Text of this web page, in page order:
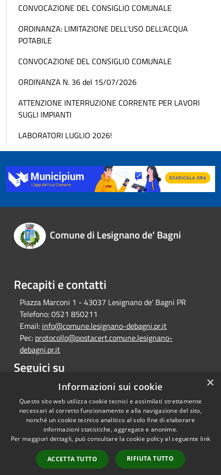
CONVOCAZIONE DEL CONSIGLIO COMUNALE
ORDINANZA: LIMITAZIONE DELL'USO DELL'ACQUA
POTABILE
CONVOCAZIONE DEL CONSIGLIO COMUNALE
ORDINANZA N. 36 del 15/07/2026
ATTENZIONE INTERRUZIONE CORRENTE PER LAVORI
SUGLI IMPIANTI
LABORATORI LUGLIO 2026!
Comune di Lesignano de' Bagni
Recapiti e contatti
Piazza Marconi 1 - 43037 Lesignano de' Bagni PR
Telefono:0521 850211
Email: info@comune.lesignano-debagni.pr.it
Pec: protocollo@postacert.comune.lesignano-
debagni.pr.it
Seguici su
Facebook
Accessibilità
Copyright © 2026 • Comune di
Lesignano de' Bagni • Powered
byMunicipium
Accesso
redazione
×
Informazioni sui cookie
Questo sito web utilizza cookie tecnici e assimilati strettamente
necessari al corretto funzionamento e alla navigazione del sito,
nonché un cookie tecnico analitico al solo fine di elaborare
informazioni statistiche, aggregate e anonime.
Per maggiori dettagli, può consultare la cookie policy al seguente link
ACCETTA TUTTO RIFIUTA TUTTO